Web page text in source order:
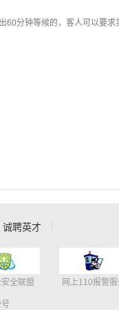
60分钟等候的，客人可以要
诚聘英才
全联盟 网上110报警服